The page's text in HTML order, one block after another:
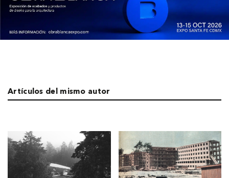
Artículos del mismo autor